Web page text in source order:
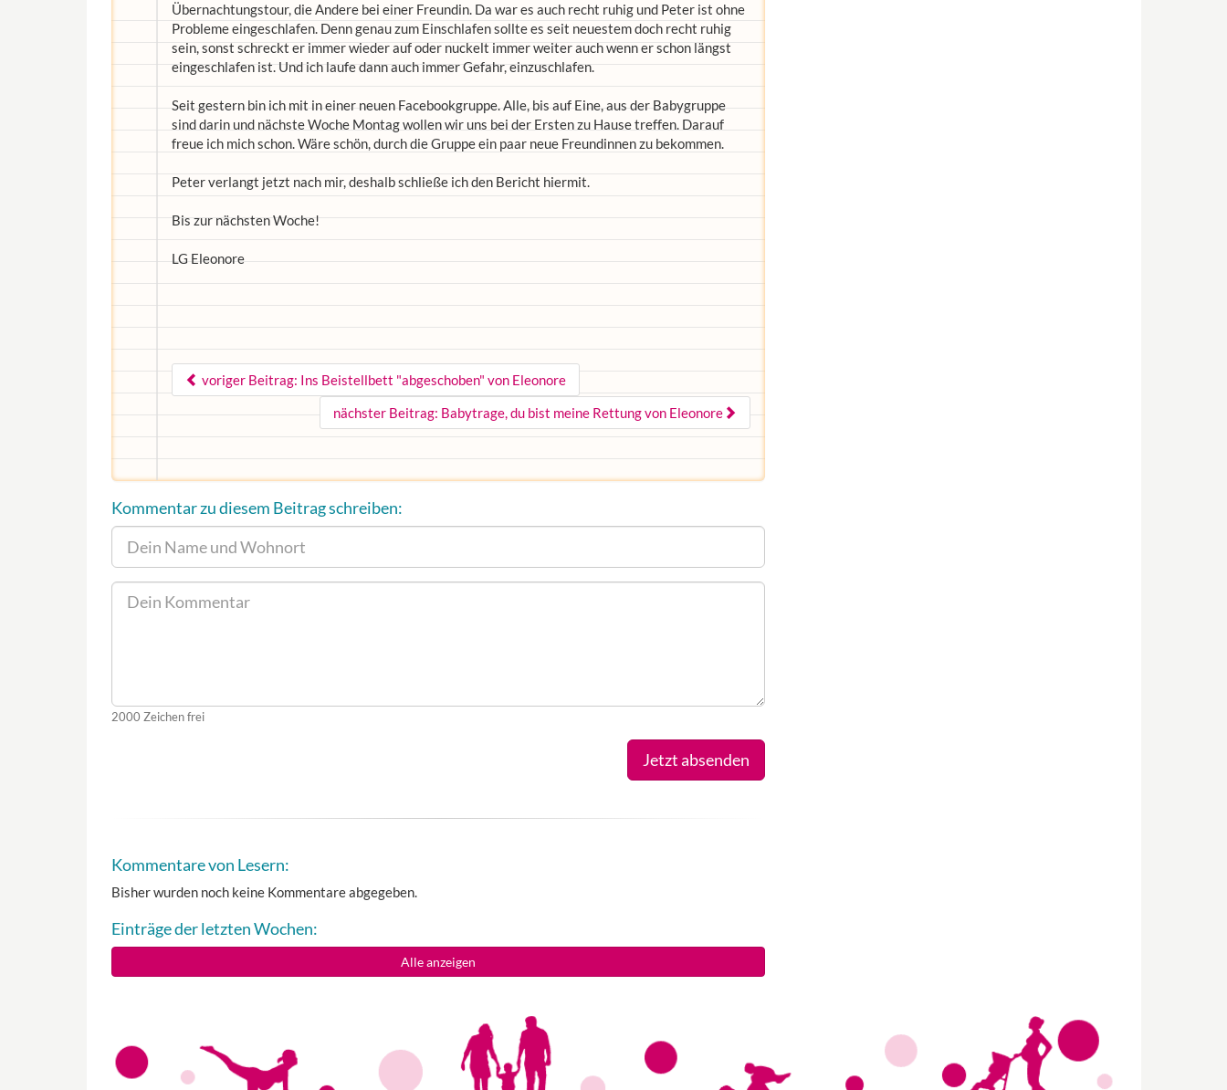
Übernachtungstour, die Andere bei einer Freundin. Da war es auch recht ruhig und Peter ist ohne
Probleme eingeschlafen. Denn genau zum Einschlafen sollte es seit neuestem doch recht ruhig
sein, sonst schreckt er immer wieder auf oder nuckelt immer weiter auch wenn er schon längst
eingeschlafen ist. Und ich laufe dann auch immer Gefahr, einzuschlafen.
Seit gestern bin ich mit in einer neuen Facebookgruppe. Alle, bis auf Eine, aus der Babygruppe
sind darin und nächste Woche Montag wollen wir uns bei der Ersten zu Hause treffen. Darauf
freue ich mich schon. Wäre schön, durch die Gruppe ein paar neue Freundinnen zu bekommen.
Peter verlangt jetzt nach mir, deshalb schließe ich den Bericht hiermit.
Bis zur nächsten Woche!
LG Eleonore
voriger Beitrag: Ins Beistellbett "abgeschoben" von Eleonore
nächster Beitrag: Babytrage, du bist meine Rettung von Eleonore
Kommentar zu diesem Beitrag schreiben:
2000 Zeichen frei
Jetzt absenden
Kommentare von Lesern:
Bisher wurden noch keine Kommentare abgegeben.
Einträge der letzten Wochen:
Alle anzeigen